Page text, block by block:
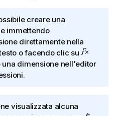
creare una
immettendo
direttamente nella
o facendo clic su
una dimensione nell'editor
visualizzata alcuna